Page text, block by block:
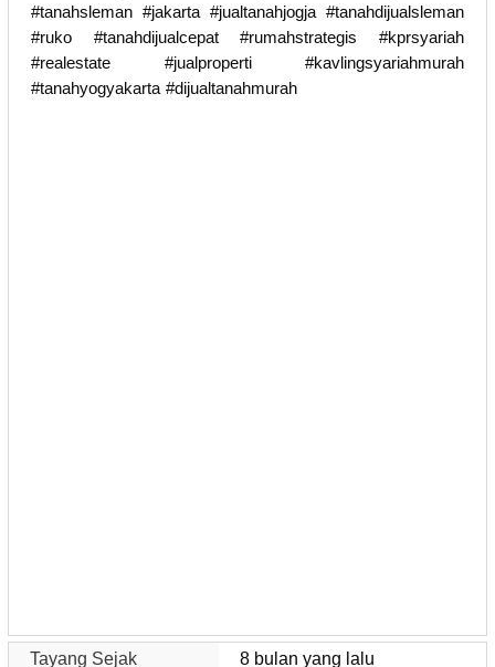
#tanahsleman #jakarta #jualtanahjogja #tanahdijualsleman
#ruko #tanahdijualcepat #rumahstrategis #kprsyariah
#realestate #jualproperti #kavlingsyariahmurah
#tanahyogyakarta #dijualtanahmurah
Tayang Sejak 8 bulan yang lalu